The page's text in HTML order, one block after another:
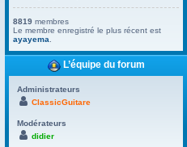
8819 membres
Le membre enregistré le plus récent est
ayayema
L’équipe du forum
Administrateurs
ClassicGuitare
Modérateurs
didier